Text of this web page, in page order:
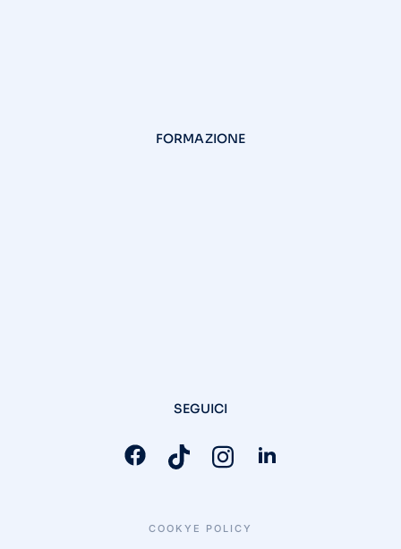
FORMAZIONE
SEGUICI
COOKYE POLICY